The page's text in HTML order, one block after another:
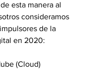
esta manera al
consideramos
de la
en 2020:
(Cloud)